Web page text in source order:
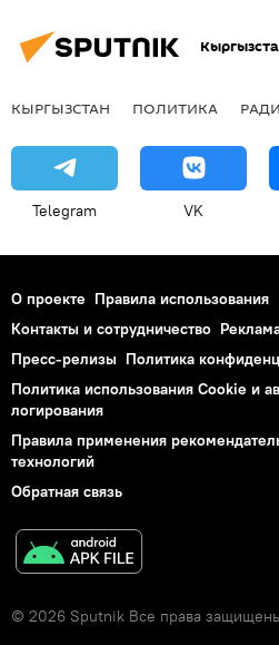
КЫРГЫЗСТАН ПОЛИТИКА
Telegram VK
О проекте Правила использования
Контакты и сотрудничество
Пресс-релизы Политика
Политика использования Cookie и
логирования
Правила применения
технологий
Обратная связь
© 2026 Sputnik Все права